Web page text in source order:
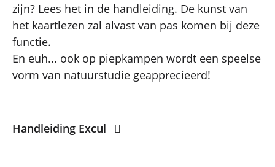
zijn? Lees het in de handleiding. De kunst van
het kaartlezen zal alvast van pas komen bij deze
functie.
En euh... ook op piepkampen wordt een speelse
vorm van natuurstudie geapprecieerd!
Handleiding Excul